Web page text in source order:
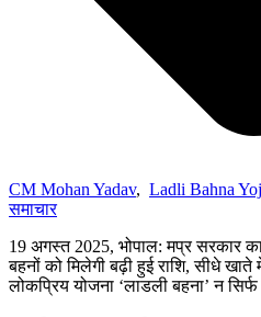
CM Mohan Yadav, Ladli Bahna
समाचार
19 अगस्त 2025, भोपाल: मप्र सरकार
बहनों को मिलेगी बढ़ी हुई राशि, सीधे
लोकप्रिय योजना ‘लाडली बहना’ न